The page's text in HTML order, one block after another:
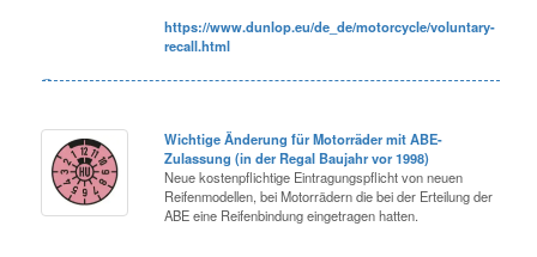
https://www.dunlop.eu/de_de/motorcycle/voluntary-
recall.html
Wichtige Änderung für Motorräder mit ABE-
Zulassung (in der Regal Baujahr vor 1998)
Neue kostenpflichtige Eintragungspflicht von neuen
Reifenmodellen, bei Motorrädern die bei der Erteilung der
ABE eine Reifenbindung eingetragen hatten.